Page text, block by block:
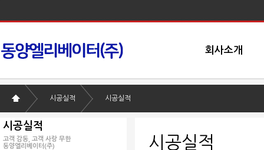
회사소개
시공실적 시공실적
시공실적
고객 감동, 고객 사랑 무한
동양엘리베이터(주)
시공실적